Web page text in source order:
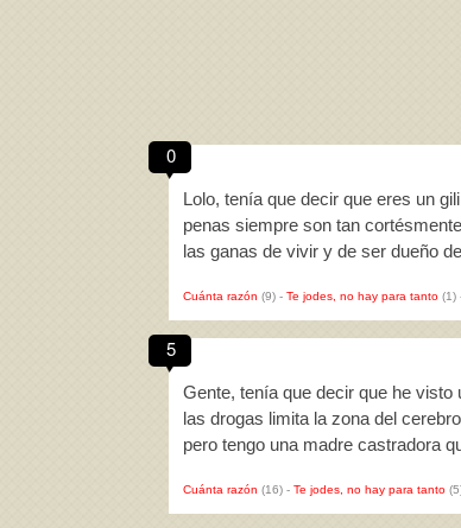
0
Lolo, tenía que decir que eres un
penas siempre son tan
las ganas de vivir y de ser dueño
Cuánta razón (9) - Te jodes, no hay para tanto (1)
5
Gente, tenía que decir que he
las drogas limita la zona del
pero tengo una madre castradora
Cuánta razón (16) - Te jodes, no hay para tanto